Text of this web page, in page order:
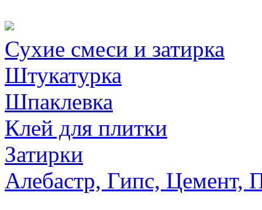
Сухие смеси и затирка
Штукатурка
Шпаклевка
Клей для плитки
Затирки
Алебастр, Гипс, Цемент,